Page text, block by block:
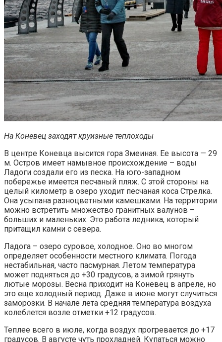
На Коневец заходят круизные теплоходы
В центре Коневца высится гора Змеиная. Ее высота — 29
м. Остров имеет намывное происхождение – воды
Ладоги создали его из песка. На юго-западном
побережье имеется песчаный пляж. С этой стороны на
целый километр в озеро уходит песчаная коса Стрелка.
Она усыпана разноцветными камешками. На территории
можно встретить множество гранитных валунов –
больших и маленьких. Это работа ледника, который
притащил камни с севера.
Ладога – озеро суровое, холодное. Оно во многом
определяет особенности местного климата. Погода
нестабильная, часто пасмурная. Летом температура
может подняться до +30 градусов, а зимой грянуть
лютые морозы. Весна приходит на Коневец в апреле, но
это еще холодный период. Даже в июне могут случиться
заморозки. В начале лета средняя температура воздуха
колеблется возле отметки +12 градусов.
Теплее всего в июле, когда воздух прогревается до +17
градусов. В августе чуть прохладней. Купаться можно